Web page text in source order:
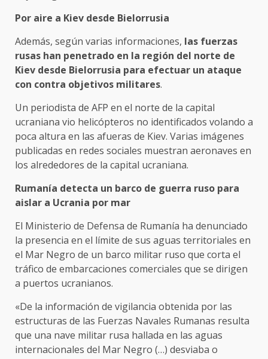
Por aire a Kiev desde Bielorrusia
Además, según varias informaciones, las fuerzas
rusas han penetrado en la región del norte de
Kiev desde Bielorrusia para efectuar un ataque
con contra objetivos militares.
Un periodista de AFP en el norte de la capital
ucraniana vio helicópteros no identificados volando a
poca altura en las afueras de Kiev. Varias imágenes
publicadas en redes sociales muestran aeronaves en
los alrededores de la capital ucraniana.
Rumanía detecta un barco de guerra ruso para
aislar a Ucrania por mar
El Ministerio de Defensa de Rumanía ha denunciado
la presencia en el límite de sus aguas territoriales en
el Mar Negro de un barco militar ruso que corta el
tráfico de embarcaciones comerciales que se dirigen
a puertos ucranianos.
«De la información de vigilancia obtenida por las
estructuras de las Fuerzas Navales Rumanas resulta
que una nave militar rusa hallada en las aguas
internacionales del Mar Negro (…) desviaba o